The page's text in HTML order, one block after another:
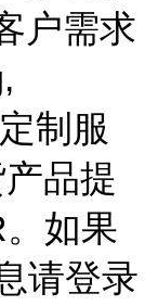
户需求
制服
品提
如果
请登录